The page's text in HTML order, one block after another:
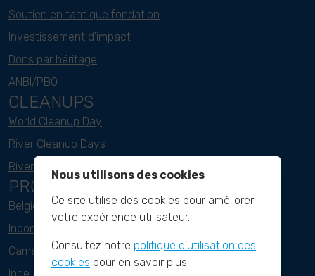
Soutien en tant que fondation
Investissement d'impact
Dons par héritage
ANBI/PBO
CLEANUPS
World Cleanup Day
River Cleanup Days
River Cleanup Challenge
PROJECTS
Belgique
Indonesie
Cameroun
Nous utilisons des cookies
Ce site utilise des cookies pour améliorer
votre expérience utilisateur.
Consultez notre politique d'utilisation des
cookies pour en savoir plus.